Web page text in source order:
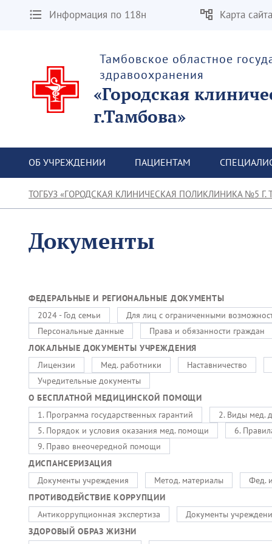
Информация по 118н Карта
Тамбовское областное
здравоохранения
«Городская
г.Тамбова»
ОБ УЧРЕЖДЕНИИ ПАЦИЕНТАМ
ТОГБУЗ «ГОРОДСКАЯ КЛИНИЧЕСКАЯ ПОЛИКЛИНИКА №5 Г.
Документы
ФЕДЕРАЛЬНЫЕ И РЕГИОНАЛЬНЫЕ ДОКУМЕНТЫ
2024 - Год семьи
Для лиц с ограниченными
Персональные данные
Права и обязанности граждан
ЛОКАЛЬНЫЕ ДОКУМЕНТЫ УЧРЕЖДЕНИЯ
Лицензии
Мед. работники
Наставничество
Учредительные документы
О БЕСПЛАТНОЙ МЕДИЦИНСКОЙ ПОМОЩИ
1. Программа государственных гарантий
2. Виды мед.
5. Порядок и условия оказания мед. помощи
6.
9. Право внеочередной помощи
ДИСПАНСЕРИЗАЦИЯ
Документы учреждения
Метод. материалы
Фед.
ПРОТИВОДЕЙСТВИЕ КОРРУПЦИИ
Антикоррупционная экспертиза
Документы
ЗДОРОВЫЙ ОБРАЗ ЖИЗНИ